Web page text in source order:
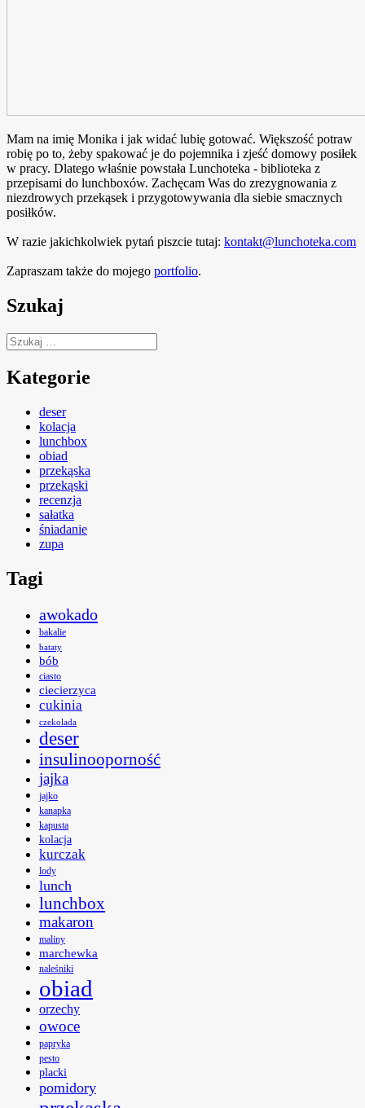
Mam na imię Monika i jak widać lubię gotować. Większość potraw
robię po to, żeby spakować je do pojemnika i zjeść domowy posiłek
w pracy. Dlatego właśnie powstała Lunchoteka - biblioteka z
przepisami do lunchboxów. Zachęcam Was do zrezygnowania z
niezdrowych przekąsek i przygotowywania dla siebie smacznych
posiłków.
W razie jakichkolwiek pytań piszcie tutaj: kontakt@lunchoteka.com
Zapraszam także do mojego portfolio.
Szukaj
Szukaj:
Kategorie
deser
kolacja
lunchbox
obiad
przekąska
przekąski
recenzja
sałatka
śniadanie
zupa
Tagi
awokado
bakalie
bataty
bób
ciasto
ciecierzyca
cukinia
czekolada
deser
insulinooporność
jajka
jajko
kanapka
kapusta
kolacja
kurczak
lody
lunch
lunchbox
makaron
maliny
marchewka
naleśniki
obiad
orzechy
owoce
papryka
pesto
placki
pomidory